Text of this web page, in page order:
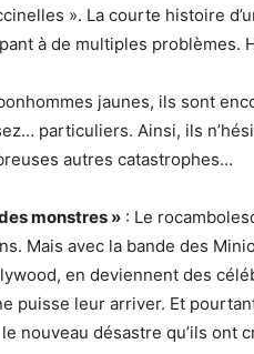
». La courte histoire
à de multiples problèmes.
jaunes, ils sont
particuliers. Ainsi, ils
autres catastrophes…
monstres » : Le
Mais avec la bande des
en deviennent des
puisse leur arriver. Et
nouveau désastre qu’ils ont